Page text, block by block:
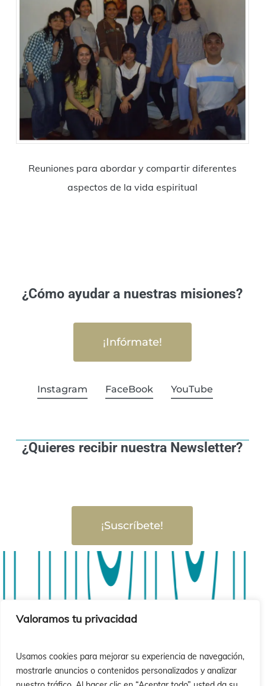
Valoramos tu privacidad
Usamos cookies para mejorar su experiencia de navegación,
mostrarle anuncios o contenidos personalizados y analizar
Reuniones para abordar y compartir diferentes
aspectos de la vida espiritual
¿Cómo ayudar a nuestras misiones?
¡Infórmate!
Instagram FaceBook YouTube
¿Quieres recibir nuestra Newsletter?
¡Suscríbete!